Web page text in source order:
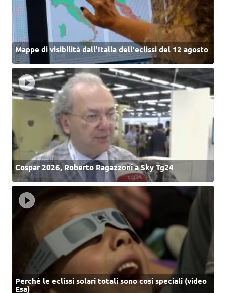
Mappe di visibilità dall’Italia dell'eclissi del 12 agosto
Cospar 2026, Roberto Ragazzoni a Sky Tg24
Perché le eclissi solari totali sono così speciali (video
Esa)